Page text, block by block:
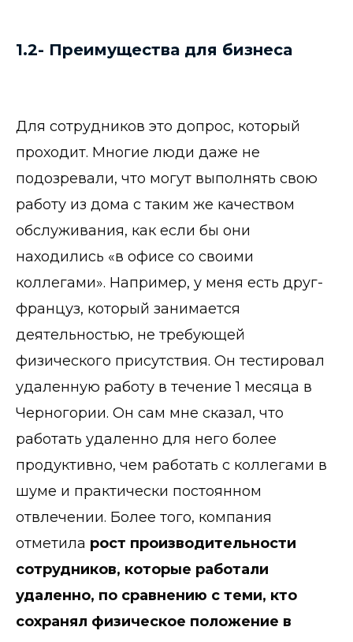
1.2- Преимущества для бизнеса
Для сотрудников это допрос, который
проходит. Многие люди даже не
подозревали, что могут выполнять свою
работу из дома с таким же качеством
обслуживания, как если бы они
находились «в офисе со своими
коллегами». Например, у меня есть друг-
француз, который занимается
деятельностью, не требующей
физического присутствия. Он тестировал
удаленную работу в течение 1 месяца в
Черногории. Он сам мне сказал, что
работать удаленно для него более
продуктивно, чем работать с коллегами в
шуме и практически постоянном
отвлечении. Более того, компания
отметила рост производительности
сотрудников, которые работали
удаленно, по сравнению с теми, кто
сохранял физическое положение в